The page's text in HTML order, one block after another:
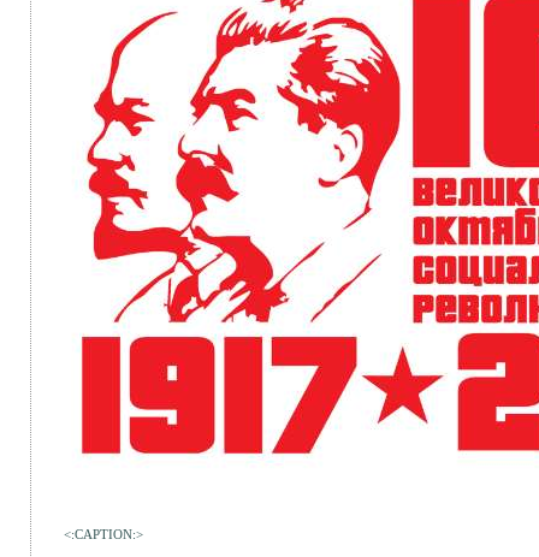
<:CAPTION:>